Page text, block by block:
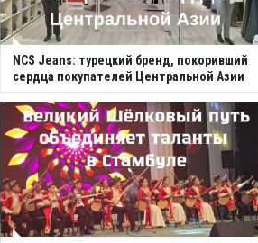
NCS Jeans: турецкий бренд, покоривший
сердца покупателей Центральной Азии